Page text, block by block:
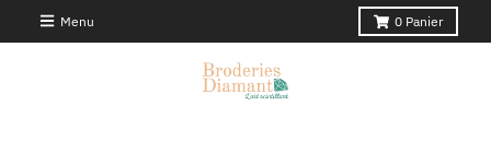
Menu 0 Panier